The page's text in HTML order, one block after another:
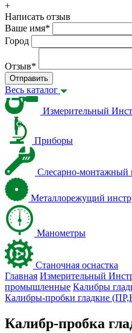
+
Написать отзыв
Ваше имя*
Город
Отзыв*
Отправить
Весь каталог
Измерительный
Приборы
Слесарно-монтажный
Металлорежущий
Манометры
Станочная оснастка
Главная Измерительный
промышленные Калибры
Калибры-пробки гладкие
Калибр-пробка